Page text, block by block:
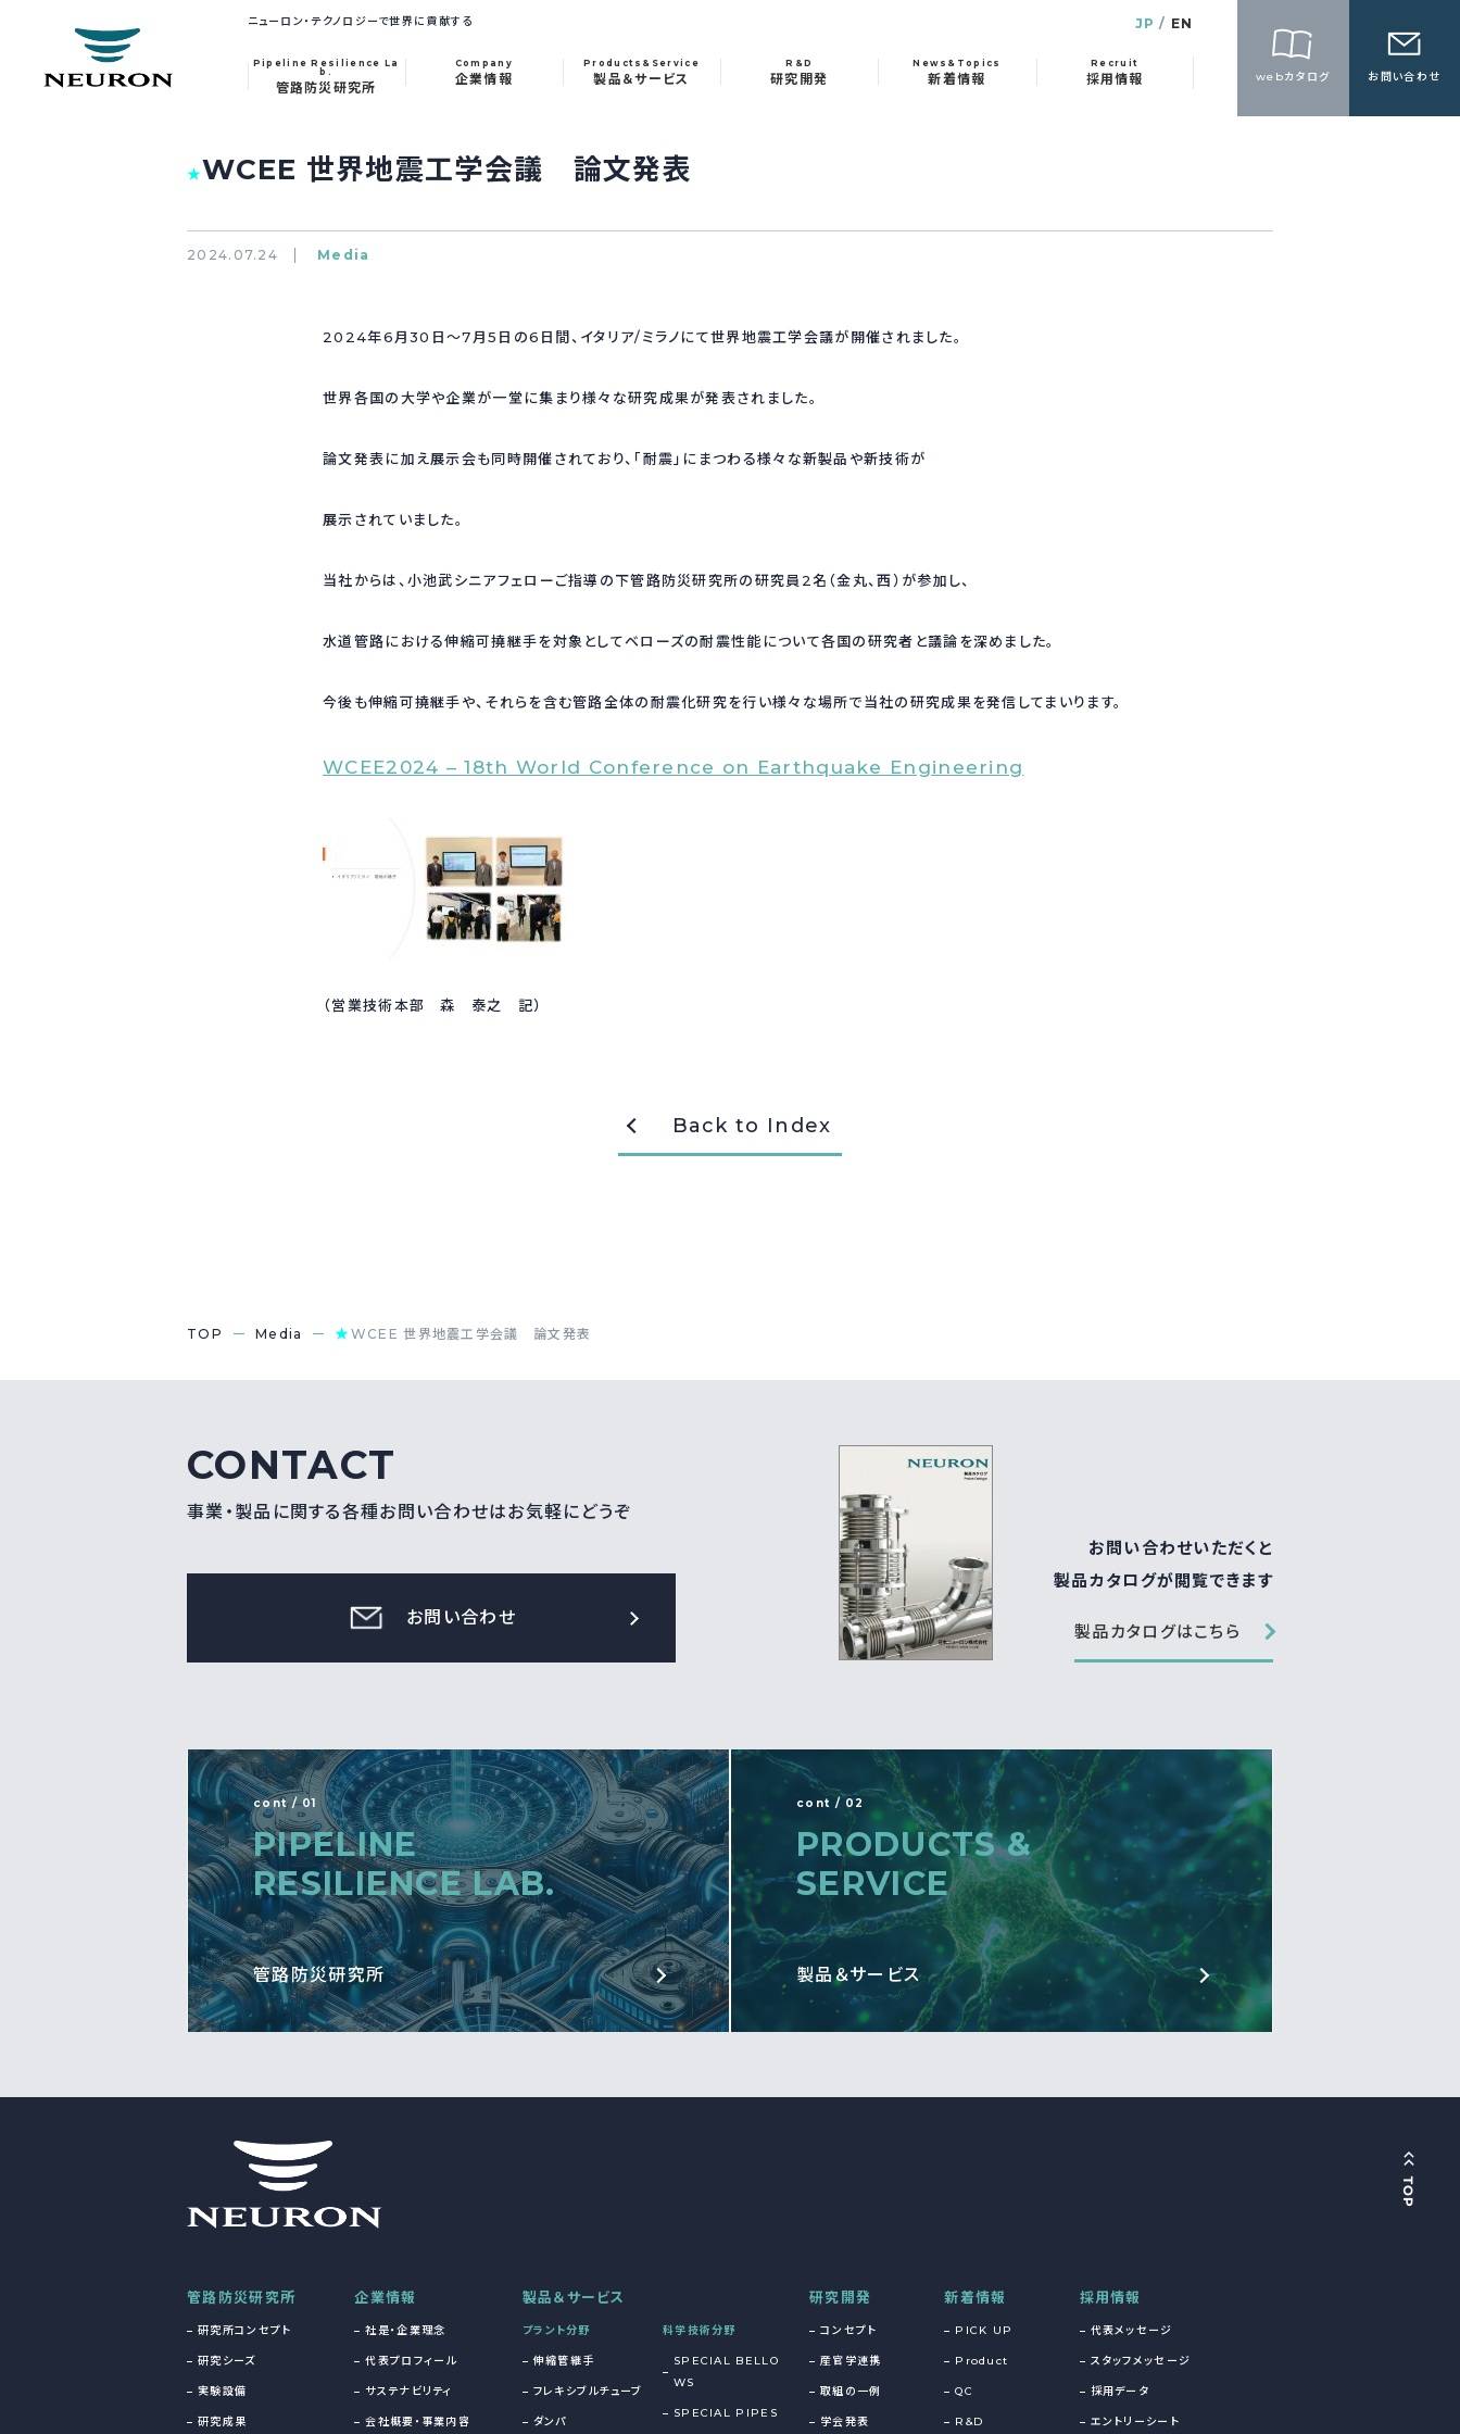
ニューロン・テクノロジーで世界に貢献する JP EN
Pipeline Resilience La
b.
管路防災研究所
Company
企業情報
Products&Service
製品＆サービス
R&D
研究開発
News&Topics
新着情報
Recruit
採用情報 webカタログ お問い合わせ
★WCEE 世界地震工学会議 論文発表
2024.07.24 Media
2024年6月30日～7月5日の6日間、イタリア/ミラノにて世界地震工学会議が開催されました。
世界各国の大学や企業が一堂に集まり様々な研究成果が発表されました。
論文発表に加え展示会も同時開催されており、「耐震」にまつわる様々な新製品や新技術が
展示されていました。
当社からは、小池武シニアフェローご指導の下管路防災研究所の研究員2名（金丸、西）が参加し、
水道管路における伸縮可撓継手を対象としてベローズの耐震性能について各国の研究者と議論を深めました。
今後も伸縮可撓継手や、それらを含む管路全体の耐震化研究を行い様々な場所で当社の研究成果を発信してまいります。
WCEE2024 – 18th World Conference on Earthquake Engineering
（営業技術本部 森 泰之 記）
Back to Index
TOP Media ★WCEE 世界地震工学会議 論文発表
CONTACT
事業・製品に関する各種お問い合わせはお気軽にどうぞ
お問い合わせ
お問い合わせいただくと
製品カタログが閲覧できます
製品カタログはこちら
cont / 01
PIPELINE
RESILIENCE LAB.
管路防災研究所
cont / 02
PRODUCTS &
SERVICE
製品＆サービス
管路防災研究所
研究所コンセプト
研究シーズ
実験設備
研究成果
企業情報
社是・企業理念
代表プロフィール
サステナビリティ
会社概要・事業内容
製品＆サービス
プラント分野
伸縮管継手
フレキシブルチューブ
ダンパ
科学技術分野
SPECIAL BELLO
WS
SPECIAL PIPES
研究開発
コンセプト
産官学連携
取組の一例
学会発表
新着情報
PICK UP
Product
QC
R&D
採用情報
代表メッセージ
スタッフメッセージ
採用データ
エントリーシート